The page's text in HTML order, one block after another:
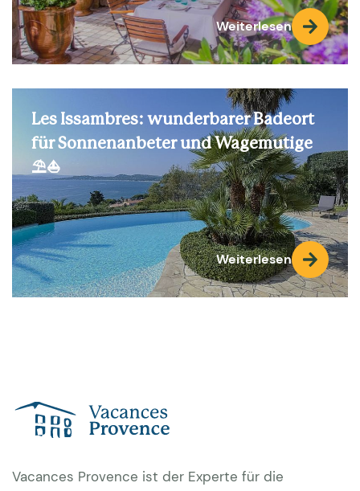
Weiterlesen
Les Issambres: wunderbarer Badeort
für Sonnenanbeter und Wagemutige
⛱️⛵
Weiterlesen
Vacances Provence ist der Experte für die